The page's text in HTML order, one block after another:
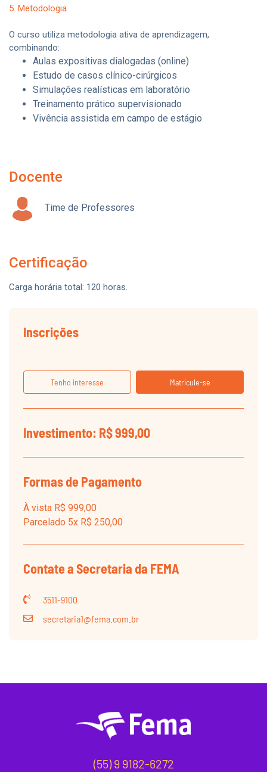
5. Metodologia
O curso utiliza metodologia ativa de aprendizagem,
combinando:
Aulas expositivas dialogadas (online)
Estudo de casos clínico-cirúrgicos
Simulações realísticas em laboratório
Treinamento prático supervisionado
Vivência assistida em campo de estágio
Docente
Time de Professores
Certificação
Carga horária total: 120 horas.
Inscrições
Tenho interesse Matricule-se
Investimento: R$ 999,00
Formas de Pagamento
À vista R$ 999,00
Parcelado 5x R$ 250,00
Contate a Secretaria da FEMA
3511-9100
secretaria1@fema.com.br
(55) 9 9182-6272